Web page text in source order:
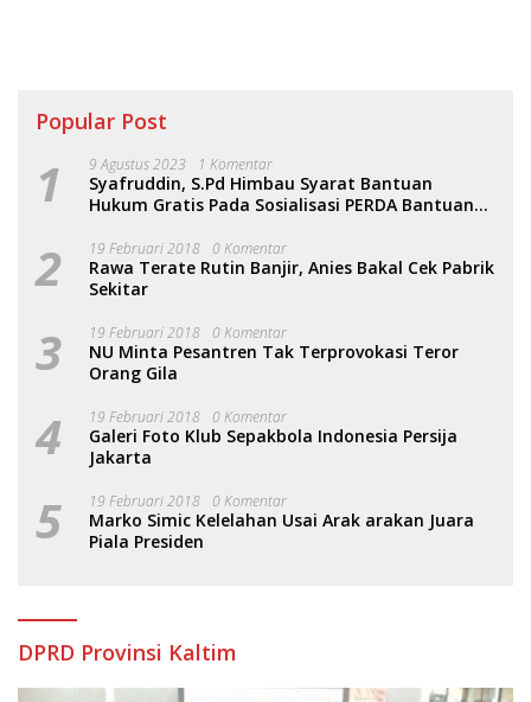
Popular Post
1 9 Agustus 2023 1 Komentar
Syafruddin, S.Pd Himbau Syarat Bantuan
Hukum Gratis Pada Sosialisasi PERDA Bantuan
2 19 Februari 2018 0 Komentar
Rawa Terate Rutin Banjir, Anies Bakal Cek Pabrik
Sekitar
3 19 Februari 2018 0 Komentar
NU Minta Pesantren Tak Terprovokasi Teror
Orang Gila
4 19 Februari 2018 0 Komentar
Galeri Foto Klub Sepakbola Indonesia Persija
Jakarta
5 19 Februari 2018 0 Komentar
Marko Simic Kelelahan Usai Arak arakan Juara
Piala Presiden
DPRD Provinsi Kaltim